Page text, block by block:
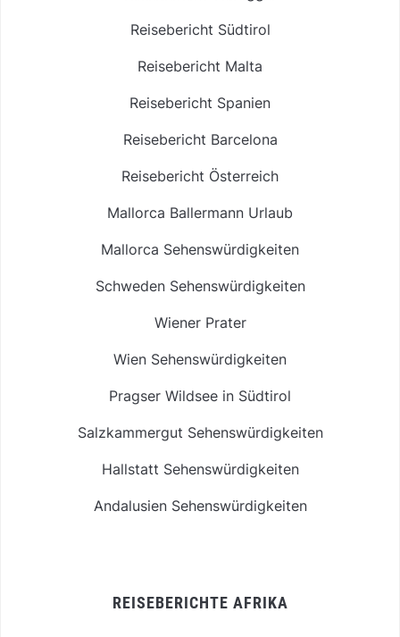
Reisebericht Südtirol
Reisebericht Malta
Reisebericht Spanien
Reisebericht Barcelona
Reisebericht Österreich
Mallorca Ballermann Urlaub
Mallorca Sehenswürdigkeiten
Schweden Sehenswürdigkeiten
Wiener Prater
Wien Sehenswürdigkeiten
Pragser Wildsee in Südtirol
Salzkammergut Sehenswürdigkeiten
Hallstatt Sehenswürdigkeiten
Andalusien Sehenswürdigkeiten
REISEBERICHTE AFRIKA